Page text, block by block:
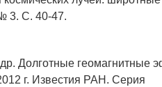
3. С. 40-47.
Долготные геомагнитные
г. Известия РАН. Серия